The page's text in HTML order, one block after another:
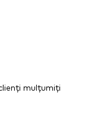
mulțumiți